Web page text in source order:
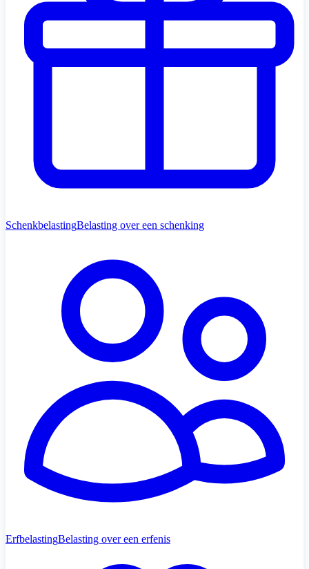
SchenkbelastingBelasting over een schenking
ErfbelastingBelasting over een erfenis